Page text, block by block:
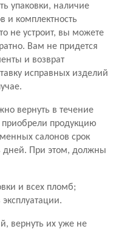
упаковки, наличие
и комплектность
не устроит, вы можете
Вам не придется
и возврат
исправных изделий
вернуть в течение
продукцию
салонов срок
дней. При этом, должны
и всех пломб;
вернуть их уже не